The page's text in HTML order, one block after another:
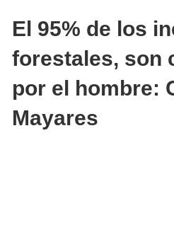
El 95% de los
forestales, son
por el hombre:
Mayares